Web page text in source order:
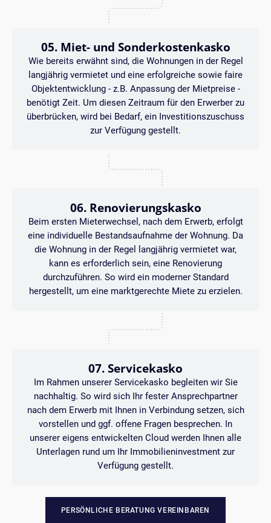
05. Miet- und Sonderkostenkasko
Wie bereits erwähnt sind, die Wohnungen in der Regel
langjährig vermietet und eine erfolgreiche sowie faire
Objektentwicklung - z.B. Anpassung der Mietpreise -
benötigt Zeit. Um diesen Zeitraum für den Erwerber zu
überbrücken, wird bei Bedarf, ein Investitionszuschuss
zur Verfügung gestellt.
06. Renovierungskasko
Beim ersten Mieterwechsel, nach dem Erwerb, erfolgt
eine individuelle Bestandsaufnahme der Wohnung. Da
die Wohnung in der Regel langjährig vermietet war,
kann es erforderlich sein, eine Renovierung
durchzuführen. So wird ein moderner Standard
hergestellt, um eine marktgerechte Miete zu erzielen.
07. Servicekasko
Im Rahmen unserer Servicekasko begleiten wir Sie
nachhaltig. So wird sich Ihr fester Ansprechpartner
nach dem Erwerb mit Ihnen in Verbindung setzen, sich
vorstellen und ggf. offene Fragen besprechen. In
unserer eigens entwickelten Cloud werden Ihnen alle
Unterlagen rund um Ihr Immobilieninvestment zur
Verfügung gestellt.
PERSÖNLICHE BERATUNG VEREINBAREN